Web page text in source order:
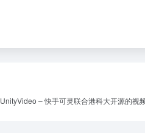
UnityVideo – 快手可灵联合港科大开源的视